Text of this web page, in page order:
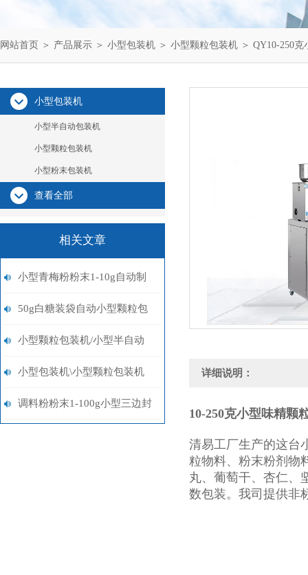
网站首页 ＞ 产品展示 ＞ 小型包装机 ＞ 小型颗粒包装机 ＞ QY10-250
小型包装机
小型半自动包装机
小型颗粒包装机
小型粉末包装机
查看全部
相关文章
小型青梅粉粉末1-10g自动制
袋称重包装机多少钱
50g白糖装袋自动小型颗粒包
装机多少钱
小型颗粒包装机/小型半自动
包装机/小型粉末包装机设备
小型包装机\小型颗粒包装机
\小型粉末包装机
调料粉粉末1-100g小型三边封
详细说明：
10-250克小型味精颗
清易工厂生产的这台
粒物料、粉末粉剂物
丸、葡萄干、杏仁、
数包装。我司提供非